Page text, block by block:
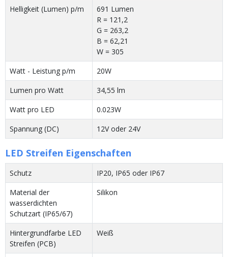
Helligkeit (Lumen) p/m
691 Lumen
R = 121,2
G = 263,2
B = 62,21
W = 305
Watt - Leistung p/m
20W
Lumen pro Watt
34,55 lm
Watt pro LED
0.023W
Spannung (DC)
12V oder 24V
LED Streifen Eigenschaften
Schutz
IP20, IP65 oder IP67
Material der
wasserdichten
Schutzart (IP65/67)
Silikon
Hintergrundfarbe LED
Streifen (PCB)
Weiß